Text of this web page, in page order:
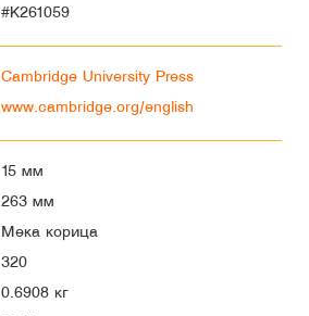
#K261059
Cambridge University Press
www.cambridge.org/english
15 мм
263 мм
Мека корица
320
0.6908 кг